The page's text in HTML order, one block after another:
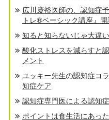
広川慶裕医師の、認知症
トレ®️ベーシック講座』開
知ると知らないじゃ大違
酸化ストレスを減らすと
メント
ユッキー先生の認知症コ
知症ケア
認知症専門医による認知
ポイントは食生活にあっ